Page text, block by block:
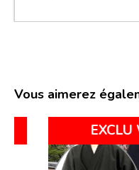
Vous aimerez
Dommage